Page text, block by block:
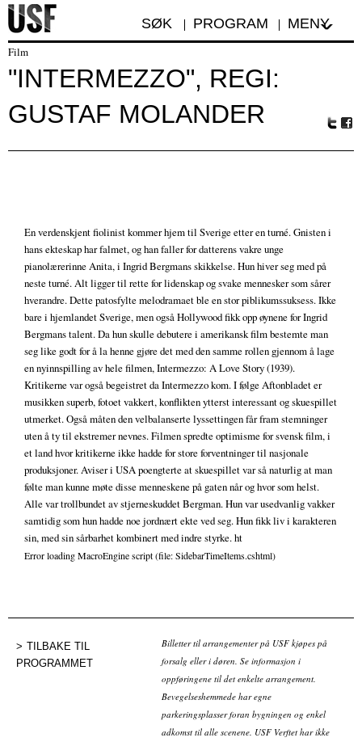
SØK PROGRAM MENY
Film
"INTERMEZZO", REGI:
GUSTAF MOLANDER
En verdenskjent fiolinist kommer hjem til Sverige etter en turné. Gnisten i
hans ekteskap har falmet, og han faller for datterens vakre unge
pianolærerinne Anita, i Ingrid Bergmans skikkelse. Hun hiver seg med på
neste turné. Alt ligger til rette for lidenskap og svake mennesker som sårer
hverandre. Dette patosfylte melodramaet ble en stor piblikumssuksess. Ikke
bare i hjemlandet Sverige, men også Hollywood fikk opp øynene for Ingrid
Bergmans talent. Da hun skulle debutere i amerikansk film bestemte man
seg like godt for å la henne gjøre det med den samme rollen gjennom å lage
en nyinnspilling av hele filmen, Intermezzo: A Love Story (1939).
Kritikerne var også begeistret da Intermezzo kom. I følge Aftonbladet er
musikken superb, fotoet vakkert, konflikten ytterst interessant og skuespillet
utmerket. Også måten den velbalanserte lyssettingen får fram stemninger
uten å ty til ekstremer nevnes. Filmen spredte optimisme for svensk film, i
et land hvor kritikerne ikke hadde for store forventninger til nasjonale
produksjoner. Aviser i USA poengterte at skuespillet var så naturlig at man
følte man kunne møte disse menneskene på gaten når og hvor som helst.
Alle var trollbundet av stjerneskuddet Bergman. Hun var usedvanlig vakker
samtidig som hun hadde noe jordnært ekte ved seg. Hun fikk liv i karakteren
sin, med sin sårbarhet kombinert med indre styrke. ht
Error loading MacroEngine script (file: SidebarTimeItems.cshtml)
TILBAKE TIL
PROGRAMMET
Billetter til arrangementer på USF kjøpes på
forsalg eller i døren. Se informasjon i
oppføringene til det enkelte arrangement.
Bevegelseshemmede har egne
parkeringsplasser foran bygningen og enkel
adkomst til alle scenene. USF Verftet har ikke